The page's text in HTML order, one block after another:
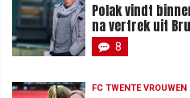
Polak vindt
na vertrek uit
8
FC TWENTE VROUWEN